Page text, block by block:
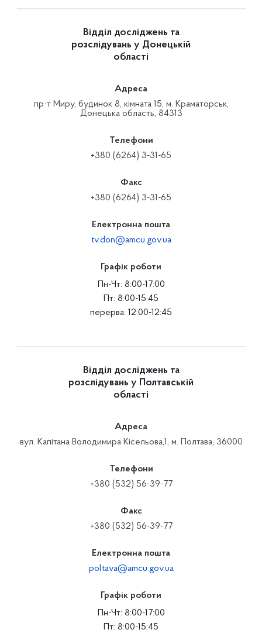
Відділ досліджень та
розслідувань у Донецькій
області
Адреса
пр-т Миру, будинок 8, кімната 15, м. Краматорськ,
Донецька область, 84313
Телефони
+380 (6264) 3-31-65
Факс
+380 (6264) 3-31-65
Електронна пошта
tv.don@amcu.gov.ua
Графік роботи
Пн-Чт: 8:00-17:00
Пт: 8:00-15:45
перерва: 12:00-12:45
Відділ досліджень та
розслідувань у Полтавській
області
Адреса
вул. Капітана Володимира Кісельова,1, м. Полтава, 36000
Телефони
+380 (532) 56-39-77
Факс
+380 (532) 56-39-77
Електронна пошта
poltava@amcu.gov.ua
Графік роботи
Пн-Чт: 8:00-17:00
Пт: 8:00-15:45